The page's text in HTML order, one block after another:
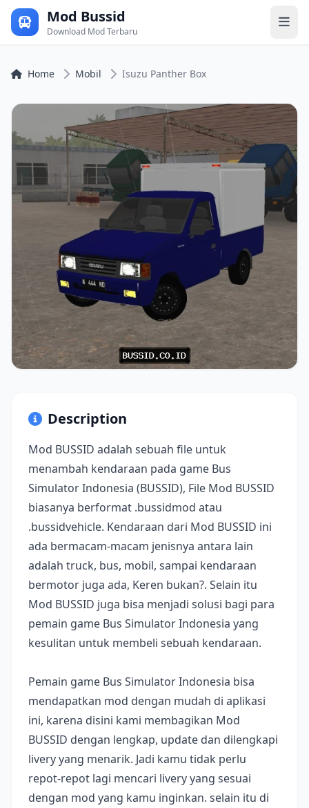
Mod Bussid
Download Mod Terbaru
Home Mobil Isuzu Panther Box
Description
Mod BUSSID adalah sebuah file untuk
menambah kendaraan pada game Bus
Simulator Indonesia (BUSSID), File Mod BUSSID
biasanya berformat .bussidmod atau
.bussidvehicle. Kendaraan dari Mod BUSSID ini
ada bermacam-macam jenisnya antara lain
adalah truck, bus, mobil, sampai kendaraan
bermotor juga ada, Keren bukan?. Selain itu
Mod BUSSID juga bisa menjadi solusi bagi para
pemain game Bus Simulator Indonesia yang
kesulitan untuk membeli sebuah kendaraan.
Pemain game Bus Simulator Indonesia bisa
mendapatkan mod dengan mudah di aplikasi
ini, karena disini kami membagikan Mod
BUSSID dengan lengkap, update dan dilengkapi
livery yang menarik. Jadi kamu tidak perlu
repot-repot lagi mencari livery yang sesuai
dengan mod yang kamu inginkan. selain itu di